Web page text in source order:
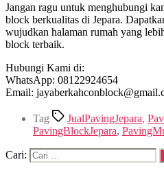
Jangan ragu untuk menghubungi
block berkualitas di Jepara.
wujudkan halaman rumah yang
block terbaik.
Hubungi Kami di:
WhatsApp: 08122924654
Email:
Tag JualPavingJepara,
PavingBlockJepara,
Cari: